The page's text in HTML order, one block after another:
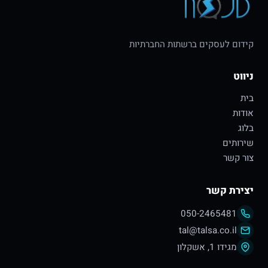
קידום לעסקים ברשתות החברתיות
ניווט
בית
אודות
בלוג
שירותים
צור קשר
יצירת קשר
050-2465481
tal@talsa.co.il
מגידו 1, אשקלון